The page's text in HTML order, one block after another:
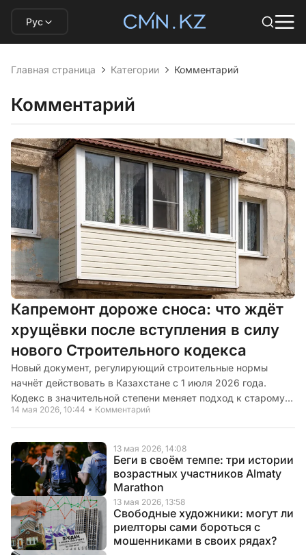
Рус
Главная страница Категории Комментарий
Комментарий
Капремонт дороже сноса: что ждёт
хрущёвки после вступления в силу
нового Строительного кодекса
Новый документ, регулирующий строительные нормы
начнёт действовать в Казахстане с 1 июля 2026 года.
Кодекс в значительной степени меняет подход к старому
жилому фонду. О том, что ждёт хрущёвки и сталинки уже в
14 мая 2026, 10:44 Комментарий
Беги в своём темпе: три истории
возрастных участников Almaty
Marathon
13 мая 2026, 14:08
Свободные художники: могут ли
риелторы сами бороться с
мошенниками в своих рядах?
13 мая 2026, 13:58